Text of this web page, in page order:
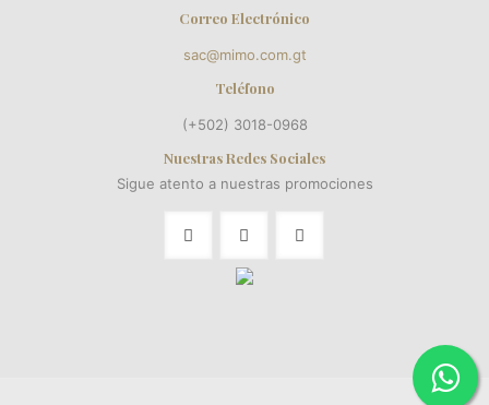
Correo Electrónico
sac@mimo.com.gt
Teléfono
(+502) 3018-0968
Nuestras Redes Sociales
Sigue atento a nuestras promociones